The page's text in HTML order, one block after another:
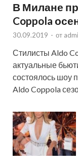
В Милане
Coppola
30.09.2019 - от
Стилисты Aldo
актуальные
состоялось шоу
Aldo Coppola